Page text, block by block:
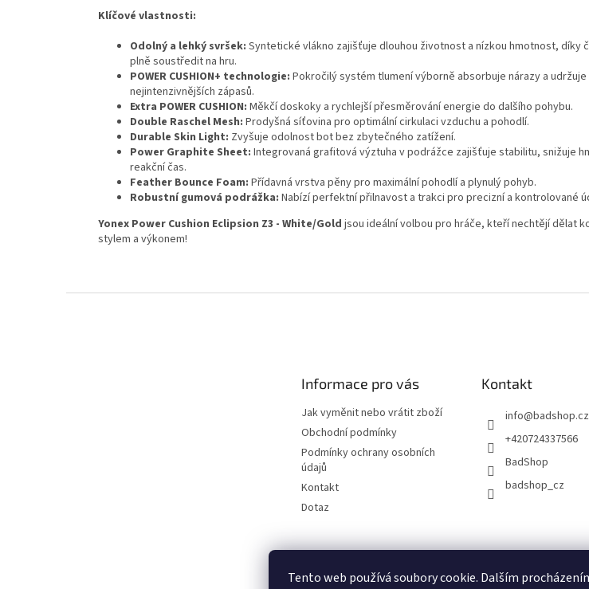
Tento web používá soubory cookie. Dalším
Klíčové vlastnosti:
Odolný a lehký svršek: Syntetické vlákno zajišťuje dlouhou životnost a nízkou hmotnost, díky
plně soustředit na hru.
POWER CUSHION+ technologie: Pokročilý systém tlumení výborně absorbuje nárazy a
nejintenzivnějších zápasů.
Extra POWER CUSHION: Měkčí doskoky a rychlejší přesměrování energie do dalšího pohybu.
Double Raschel Mesh: Prodyšná síťovina pro optimální cirkulaci vzduchu a pohodlí.
Durable Skin Light: Zvyšuje odolnost bot bez zbytečného zatížení.
Power Graphite Sheet: Integrovaná grafitová výztuha v podrážce zajišťuje stabilitu, snižuje
reakční čas.
Feather Bounce Foam: Přídavná vrstva pěny pro maximální pohodlí a plynulý pohyb.
Robustní gumová podrážka: Nabízí perfektní přilnavost a trakci pro precizní a kontrolované
Yonex Power Cushion Eclipsion Z3 - White/Gold jsou ideální volbou pro hráče, kteří nechtějí dělat
stylem a výkonem!
Informace pro vás
Jak vyměnit nebo vrátit zboží
Obchodní podmínky
Podmínky ochrany osobních
údajů
Kontakt
Dotaz
Kontakt
info@badshop.cz
+420724337566
BadShop
badshop_cz